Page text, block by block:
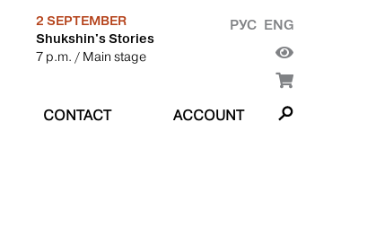
2 SEPTEMBER
Shukshin's Stories
7 p.m. / Main stage
РУС ENG
CONTACT ACCOUNT